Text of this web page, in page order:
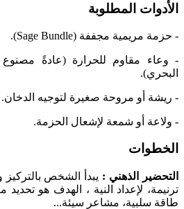
الأدوات المطلوبة
- حزمة مريمية مجففة (Sage Bundle).
- وعاء مقاوم للحرارة (عادةً مصنوع
البحري).
- ريشة أو مروحة صغيرة لتوجيه الدخان.
- ولاعة أو شمعة لإشعال الحزمة.
الخطوات
التحضير الذهني : يبدأ الشخص بالتركيز
ترنيمة، لإعداد النية ، الهدف هو
طاقة سلبية، مشاعر سيئة...